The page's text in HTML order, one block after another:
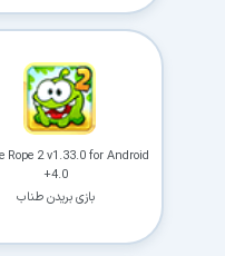
Rope 2 v1.33.0 for Android
+4.0
بازی بریدن طناب